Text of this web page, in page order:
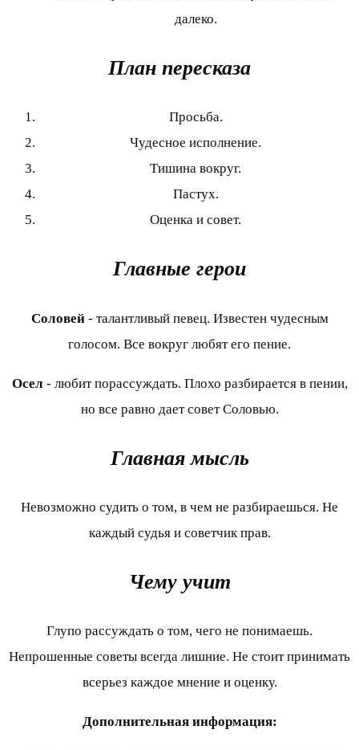
далеко.
План пересказа
Просьба.
Чудесное исполнение.
Тишина вокруг.
Пастух.
Оценка и совет.
Главные герои
Соловей- талантливый певец. Известен чудесным
голосом. Все вокруг любят его пение.
Осел - любит порассуждать. Плохо разбирается в пении,
но все равно дает совет Соловью.
Главная мысль
Невозможно судить о том, в чем не разбираешься. Не
каждый судья и советчик прав.
Чему учит
Глупо рассуждать о том, чего не понимаешь.
Непрошенные советы всегда лишние. Не стоит принимать
всерьез каждое мнение и оценку.
Дополнительная информация: